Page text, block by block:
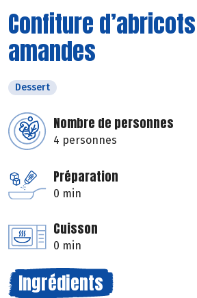
Confiture
amandes
Dessert
Nombre de personnes
4 personnes
Préparation
0 min
Cuisson
0 min
Ingrédients